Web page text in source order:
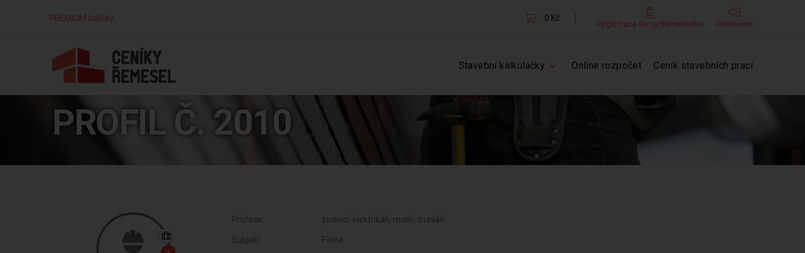
PREMIUM balíčky 0 Kč
Registrace firmy/řemeslníka Přihlášení
Stavební kalkulačky Online rozpočet Ceník stavebních prací
PROFIL Č. 2010
Profese: zedníci, elektrikáři, malíři, truhláři
Subjekt: Firma